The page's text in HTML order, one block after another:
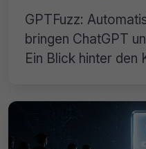
GPTFuzz:
bringen ChatGPT
Ein Blick hinter den